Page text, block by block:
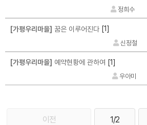
정희수
[가평우리마을] 꿈은 이루어진다 [1]
신정철
[가평우리마을] 예약현황에 관하여 [1]
우아미
이전 1/2